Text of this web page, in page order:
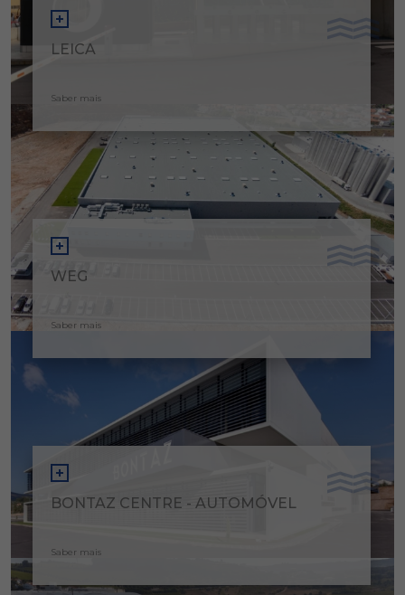
LEICA
Saber mais
WEG
Saber mais
BONTAZ CENTRE - AUTOMÓVEL
Saber mais